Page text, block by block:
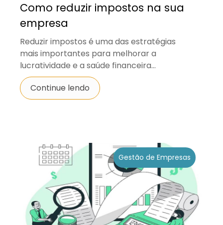
Como reduzir impostos na sua
empresa
Reduzir impostos é uma das estratégias
mais importantes para melhorar a
lucratividade e a saúde financeira...
Continue lendo
Gestão de Empresas